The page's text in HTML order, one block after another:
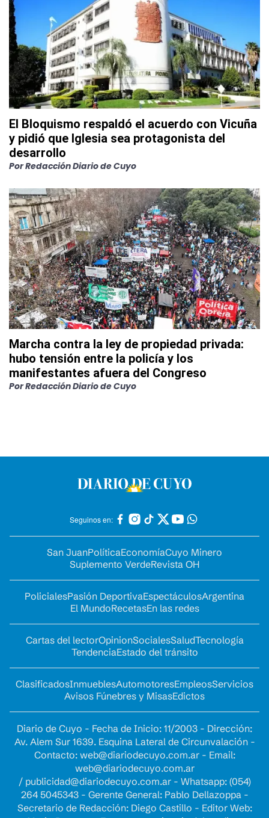
El Bloquismo respaldó el acuerdo con Vicuña
y pidió que Iglesia sea protagonista del
desarrollo
PorRedacción Diario de Cuyo
Marcha contra la ley de propiedad privada:
hubo tensión entre la policía y los
manifestantes afuera del Congreso
PorRedacción Diario de Cuyo
Seguinos en:
San JuanPolíticaEconomíaCuyo Minero
Suplemento VerdeRevista OH
PolicialesPasión DeportivaEspectáculosArgentina
El MundoRecetasEn las redes
Cartas del lectorOpinionSocialesSaludTecnología
TendenciaEstado del tránsito
ClasificadosInmueblesAutomotoresEmpleosServicios
Avisos Fúnebres y MisasEdictos
Diario de Cuyo - Fecha de Inicio: 11/2003 - Dirección:
Av. Alem Sur 1639. Esquina Lateral de Circunvalación -
Contacto: web@diariodecuyo.com.ar- Email:
web@diariodecuyo.com.ar
/ publicidad@diariodecuyo.com.ar- Whatsapp: (054)
264 5045343 - Gerente General: Pablo Dellazoppa -
Secretario de Redacción: Diego Castillo - Editor Web: